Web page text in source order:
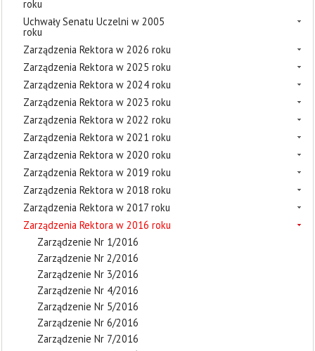
roku
Uchwały Senatu Uczelni w 2005
roku
Zarządzenia Rektora w 2026 roku
Zarządzenia Rektora w 2025 roku
Zarządzenia Rektora w 2024 roku
Zarządzenia Rektora w 2023 roku
Zarządzenia Rektora w 2022 roku
Zarządzenia Rektora w 2021 roku
Zarządzenia Rektora w 2020 roku
Zarządzenia Rektora w 2019 roku
Zarządzenia Rektora w 2018 roku
Zarządzenia Rektora w 2017 roku
Zarządzenia Rektora w 2016 roku
Zarządzenie Nr 1/2016
Zarządzenie Nr 2/2016
Zarządzenie Nr 3/2016
Zarządzenie Nr 4/2016
Zarządzenie Nr 5/2016
Zarządzenie Nr 6/2016
Zarządzenie Nr 7/2016